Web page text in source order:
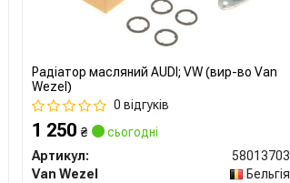
Радіатор масляний AUDI; VW (вир-во Van
Wezel)
0 відгуків
1 250₴
сьогодні
Артикул:
58013703
Van Wezel
Бельгія